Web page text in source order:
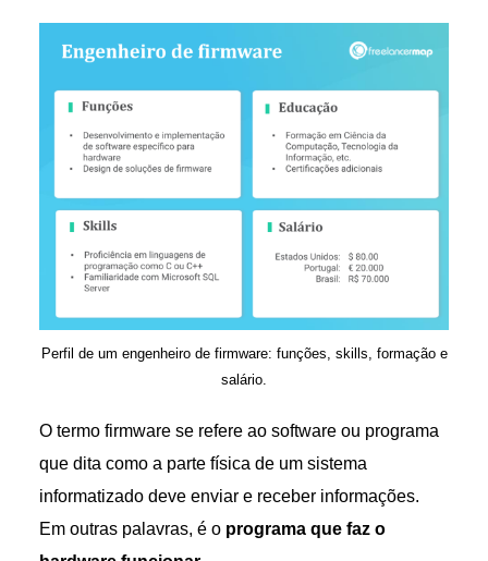
Perfil de um engenheiro de firmware: funções, skills, formação e
salário.
O termo firmware se refere ao software ou programa
que dita como a parte física de um sistema
informatizado deve enviar e receber informações.
Em outras palavras, é o programa que faz o